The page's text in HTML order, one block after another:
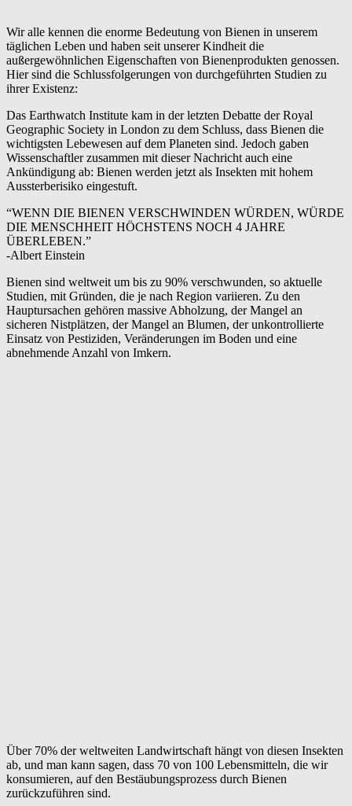
Wir alle kennen die enorme Bedeutung von Bienen in unserem
täglichen Leben und haben seit unserer Kindheit die
außergewöhnlichen Eigenschaften von Bienenprodukten genossen.
Hier sind die Schlussfolgerungen von durchgeführten Studien zu
ihrer Existenz:
Das Earthwatch Institute kam in der letzten Debatte der Royal
Geographic Society in London zu dem Schluss, dass Bienen die
wichtigsten Lebewesen auf dem Planeten sind. Jedoch gaben
Wissenschaftler zusammen mit dieser Nachricht auch eine
Ankündigung ab: Bienen werden jetzt als Insekten mit hohem
Aussterberisiko eingestuft.
“WENN DIE BIENEN VERSCHWINDEN WÜRDEN, WÜRDE
DIE MENSCHHEIT HÖCHSTENS NOCH 4 JAHRE
ÜBERLEBEN.”
-Albert Einstein
Bienen sind weltweit um bis zu 90% verschwunden, so aktuelle
Studien, mit Gründen, die je nach Region variieren. Zu den
Hauptursachen gehören massive Abholzung, der Mangel an
sicheren Nistplätzen, der Mangel an Blumen, der unkontrollierte
Einsatz von Pestiziden, Veränderungen im Boden und eine
abnehmende Anzahl von Imkern.
Über 70% der weltweiten Landwirtschaft hängt von diesen Insekten
ab, und man kann sagen, dass 70 von 100 Lebensmitteln, die wir
konsumieren, auf den Bestäubungsprozess durch Bienen
zurückzuführen sind.